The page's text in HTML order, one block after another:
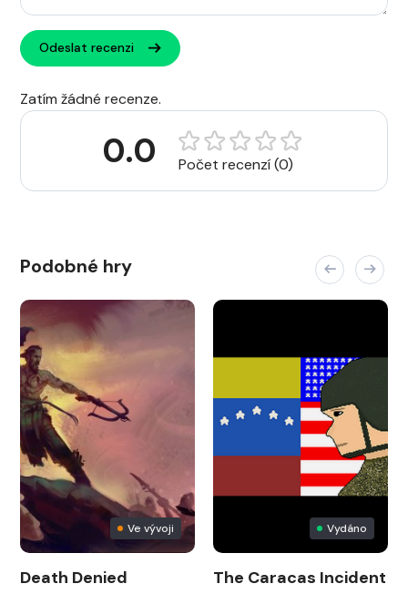
Odeslat recenzi
Zatím žádné recenze.
0.0 Počet recenzí (0)
Podobné hry
Ve vývoji
Death Denied
Vydáno
The Caracas Incident